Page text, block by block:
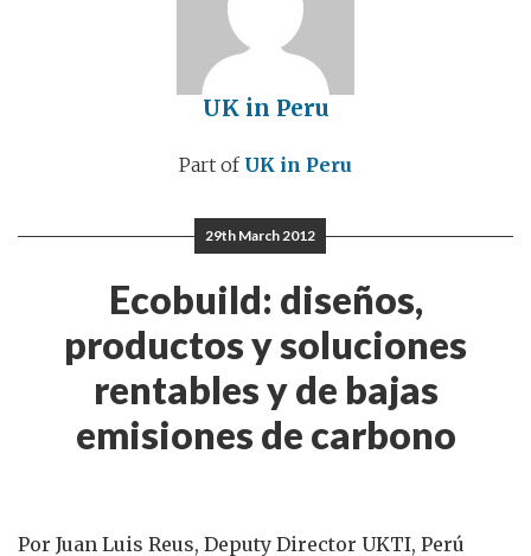
UK in Peru
Part of UK in Peru
29th March 2012
Ecobuild: diseños,
productos y soluciones
rentables y de bajas
emisiones de carbono
Por Juan Luis Reus, Deputy Director UKTI, Perú